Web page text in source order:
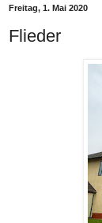
Freitag, 1. Mai 2020
Flieder